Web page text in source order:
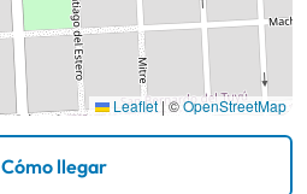
Leaflet |©OpenStreetMap
Cómo llegar